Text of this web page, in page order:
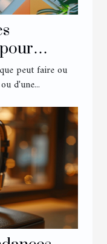
visuelle
peut faire ou
d'une...